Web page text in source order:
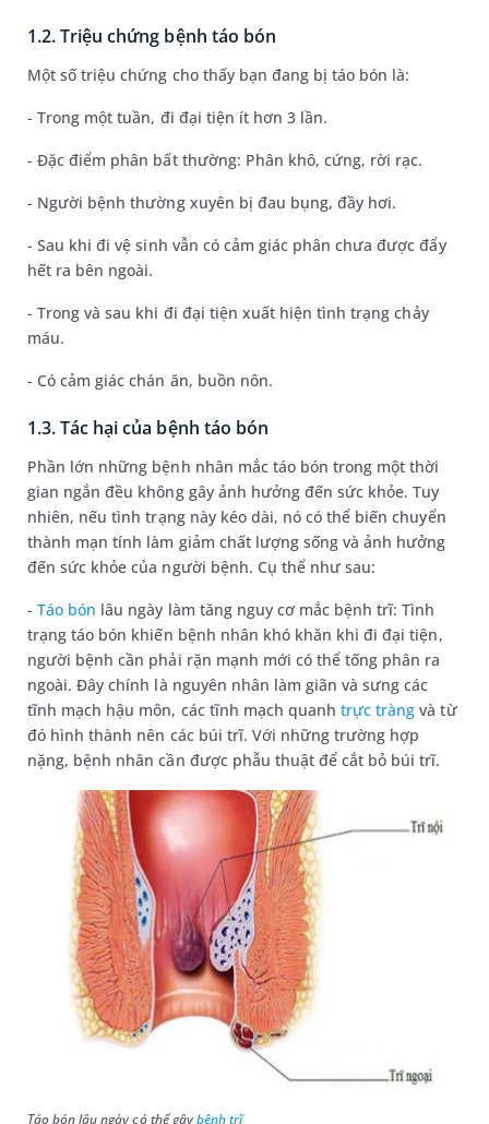
1.2. Triệu chứng bệnh táo bón
Một số triệu chứng cho thấy bạn đang bị táo bón là:
- Trong một tuần, đi đại tiện ít hơn 3 lần.
- Đặc điểm phân bất thường: Phân khô, cứng, rời rạc.
- Người bệnh thường xuyên bị đau bụng, đầy hơi.
- Sau khi đi vệ sinh vẫn có cảm giác phân chưa được đẩy
hết ra bên ngoài.
- Trong và sau khi đi đại tiện xuất hiện tình trạng chảy
máu.
- Có cảm giác chán ăn, buồn nôn.
1.3. Tác hại của bệnh táo bón
Phần lớn những bệnh nhân mắc táo bón trong một thời
gian ngắn đều không gây ảnh hưởng đến sức khỏe. Tuy
nhiên, nếu tình trạng này kéo dài, nó có thể biến chuyển
thành mạn tính làm giảm chất lượng sống và ảnh hưởng
đến sức khỏe của người bệnh. Cụ thể như sau:
-Táo bón lâu ngày làm tăng nguy cơ mắc bệnh trĩ: Tình
trạng táo bón khiến bệnh nhân khó khăn khi đi đại tiện,
người bệnh cần phải rặn mạnh mới có thể tống phân ra
ngoài. Đây chính là nguyên nhân làm giãn và sưng các
tĩnh mạch hậu môn, các tĩnh mạch quanhtrực tràng và từ
đó hình thành nên các búi trĩ. Với những trường hợp
nặng, bệnh nhân cần được phẫu thuật để cắt bỏ búi trĩ.
Táo bón lâu ngày có thể gâybệnh trĩ